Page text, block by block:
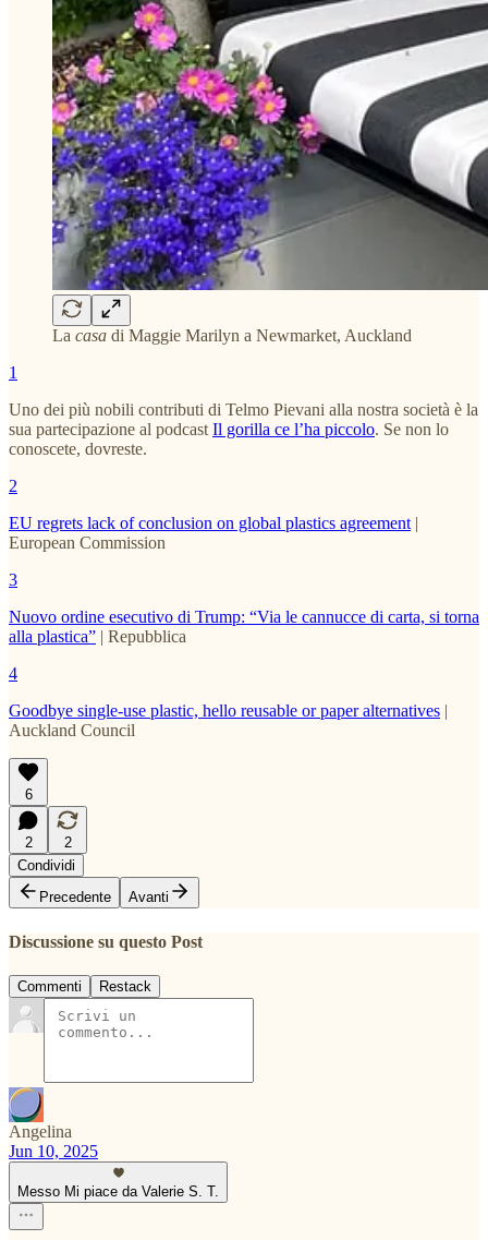
La casa di Maggie Marilyn a Newmarket, Auckland
1
Uno dei più nobili contributi di Telmo Pievani alla nostra società è la
sua partecipazione al podcastIl gorilla ce l’ha piccolo. Se non lo
conoscete, dovreste.
2
EU regrets lack of conclusion on global plastics agreement|
European Commission
3
Nuovo ordine esecutivo di Trump: “Via le cannucce di carta, si torna
alla plastica” | Repubblica
4
Goodbye single-use plastic, hello reusable or paper alternatives
Auckland Council
6
2
2
Condividi
Precedente
Avanti
Discussione su questo Post
Commenti Restack
Angelina
Jun 10, 2025
Messo Mi piace da Valerie S. T.